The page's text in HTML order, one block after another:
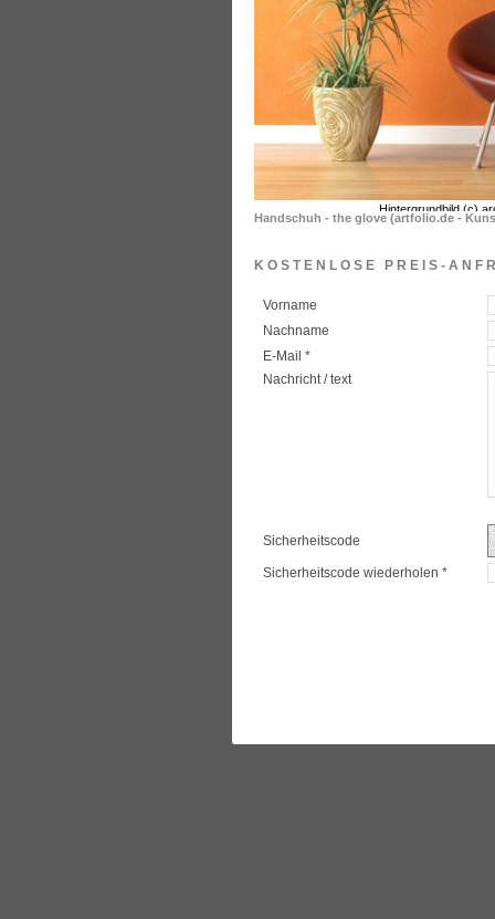
Handschuh - the glove (artfolio.de -
KOSTENLOSE PREIS-
Vorname
Nachname
E-Mail *
Nachricht / text
Sicherheitscode
Sicherheitscode wiederholen *